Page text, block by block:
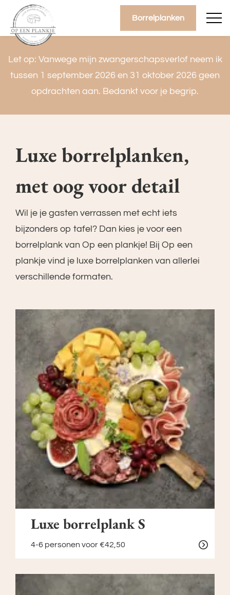
overslaan
Borrelplanken
Let op: Vanwege mijn zwangerschapsverlof neem ik
tussen 1 september 2026 en 31 oktober 2026 geen
opdrachten aan. Bedankt voor je begrip.
Luxe borrelplanken,
met oog voor detail
Wil je je gasten verrassen met echt iets
bijzonders op tafel? Dan kies je voor een
borrelplank van Op een plankje! Bij Op een
plankje vind je luxe borrelplanken van allerlei
verschillende formaten.
Luxe borrelplank S
4-6 personen voor €42,50